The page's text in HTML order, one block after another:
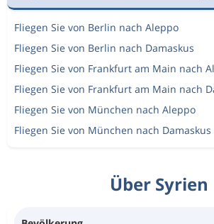
Fliegen Sie von Berlin nach Aleppo
Fliegen Sie von Berlin nach Damaskus
Fliegen Sie von Frankfurt am Main nach
Fliegen Sie von Frankfurt am Main nach
Fliegen Sie von München nach Aleppo
Fliegen Sie von München nach Damaskus
Über Syrien